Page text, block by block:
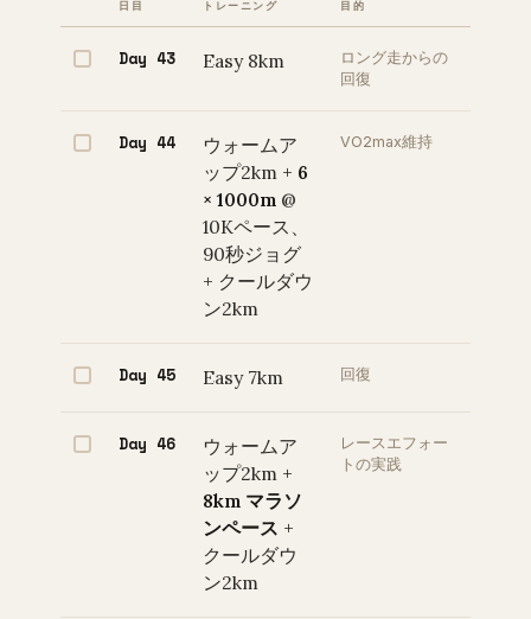
日目 トレーニング 目的
Day 43 Easy 8km
ロング走からの
回復
Day 44
ウォームア
ップ2km + 6
× 1000m @
10Kペース、
90秒ジョグ
+ クールダウ
ン2km
VO2max維持
Day 45 Easy 7km 回復
Day 46
ウォームア
ップ2km +
8km マラソ
ンペース +
クールダウ
ン2km
レースエフォー
トの実践